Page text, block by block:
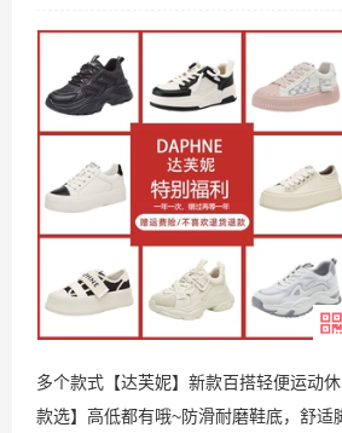
多个款式【达芙妮】新款百搭轻便
款选】高低都有哦~防滑耐磨鞋底，舒